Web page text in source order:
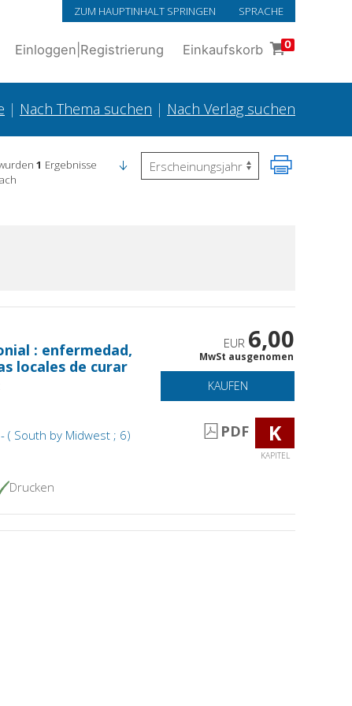
ZUM HAUPTINHALT SPRINGEN SPRACHE
Einloggen Registrierung Einkaufskorb 0
| Nach Thema suchen | Nach Verlag suchen
1 Ergebnisse
: enfermedad,
locales de curar
( South by Midwest ; 6)
Drucken
EUR 6,00
MwSt ausgenomen
KAUFEN
PDF K
KAPITEL